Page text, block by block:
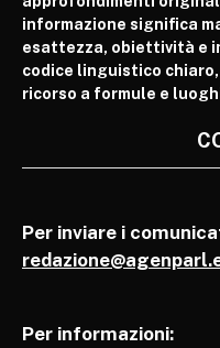
informazione significa
esattezza, obiettività e
codice linguistico
ricorso a formule e
Per inviare i
Per informazioni: